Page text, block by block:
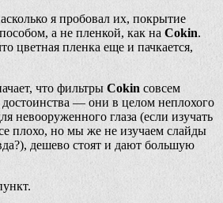
я пробовал их, покрытие
а не пленкой, как на Cokin.
цветная пленка еще и пачкается,
что фильтры Cokin совсем
— они в целом неплохого
невооруженного глаза (если изучать
плохо, но мы же не изучаем слайды
дешево стоят и дают большую